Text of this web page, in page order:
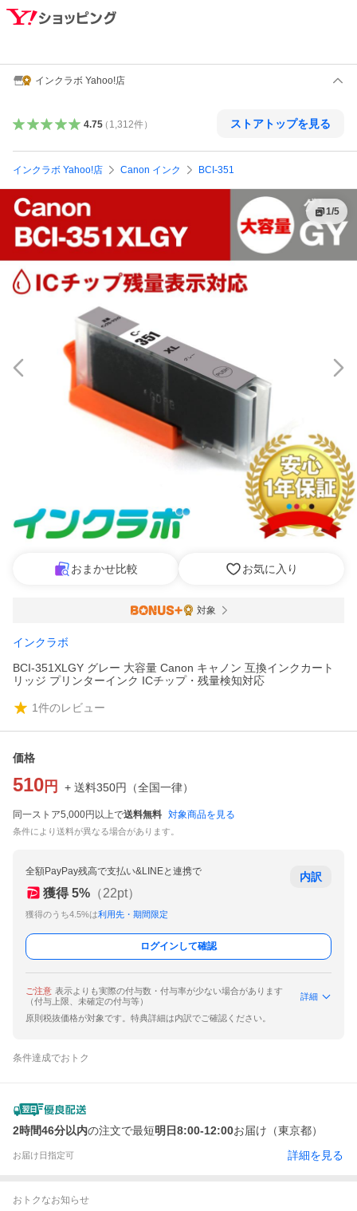
インクラボ Yahoo!店
4.75（ 1,312件） ストアトップを見る
インクラボ Yahoo!店 Canon インク BCI-351
1/5
おまかせ比較 お気に入り
対象
インクラボ
BCI-351XLGY グレー 大容量 Canon キャノン 互換インクカート
リッジ プリンターインク ICチップ・残量検知対応
1件のレビュー
価格
510 円 + 送料350円 （全国一律）
同一ストア5,000円以上で送料無料 対象商品を見る
条件により送料が異なる場合があります。
全額PayPay残高で支払い&LINEと連携で
獲得 5% （22pt）
獲得のうち4.5%は利用先・期間限定
内訳
ログインして確認
ご注意 表示よりも実際の付与数・付与率が少ない場合があります
（付与上限、未確定の付与等）
詳細
原則税抜価格が対象です。特典詳細は内訳でご確認ください。
条件達成でおトク
2時間46分以内の注文で最短明日8:00-12:00お届け（東京都）
お届け日指定可 詳細を見る
おトクなお知らせ